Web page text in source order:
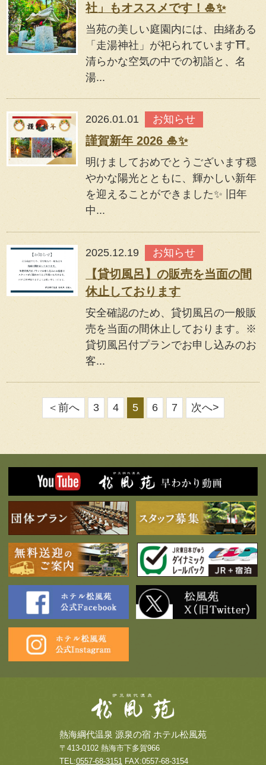
社」もオススメです！🎍✨
当苑の美しい庭園内には、由緒ある
「走湯神社」が祀られています⛩️。
清らかな空気の中での初詣と、名
湯...
2026.01.01 お知らせ
謹賀新年 2026 🎍✨
明けましておめでとうございます穏
やかな陽光とともに、輝かしい新年
を迎えることができました✨ 旧年
中...
2025.12.19 お知らせ
【貸切風呂】の販売を当面の間
休止しております
安全確認のため、貸切風呂の一般販
売を当面の間休止しております。※
貸切風呂付プランでお申し込みのお
客...
＜前へ 3 4 5 6 7 次へ>
熱海綱代温泉 源泉の宿 ホテル松風苑
〒413-0102 熱海市下多賀966
TEL:0557-68-3151 FAX:0557-68-3154